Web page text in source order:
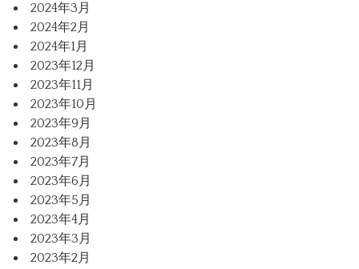
2024年3月
2024年2月
2024年1月
2023年12月
2023年11月
2023年10月
2023年9月
2023年8月
2023年7月
2023年6月
2023年5月
2023年4月
2023年3月
2023年2月